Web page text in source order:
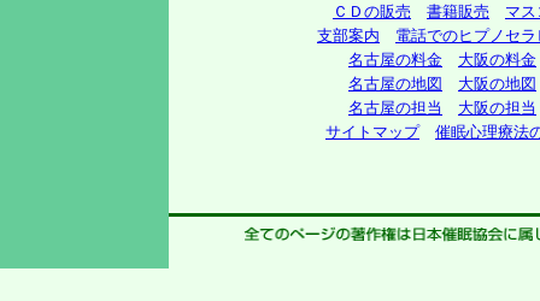
ＣＤの販売
書籍販売
マ
支部案内
電話でのヒプノセラ
名古屋の料金
大阪の料金
名古屋の地図
大阪の地図
名古屋の担当
大阪の担当
サイトマップ
催眠心理療法